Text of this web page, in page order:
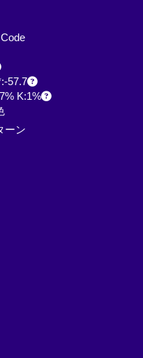
57.7
K:1%
ーン